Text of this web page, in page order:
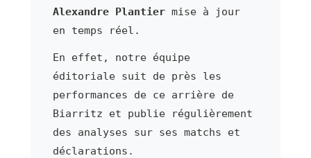
Alexandre Plantiermise à jour
en temps réel.
En effet, notre équipe
éditoriale suit de près les
performances de ce arrière de
Biarritz et publie régulièrement
des analyses sur ses matchs et
déclarations.